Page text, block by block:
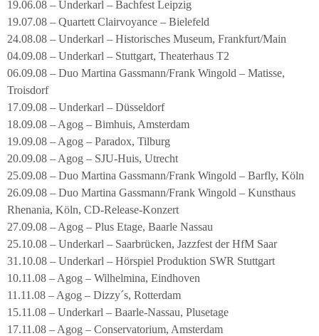
19.06.08 – Underkarl – Bachfest Leipzig
19.07.08 – Quartett Clairvoyance – Bielefeld
24.08.08 – Underkarl – Historisches Museum, Frankfurt/Main
04.09.08 – Underkarl – Stuttgart, Theaterhaus T2
06.09.08 – Duo Martina Gassmann/Frank Wingold – Matisse,
Troisdorf
17.09.08 – Underkarl – Düsseldorf
18.09.08 – Agog – Bimhuis, Amsterdam
19.09.08 – Agog – Paradox, Tilburg
20.09.08 – Agog – SJU-Huis, Utrecht
25.09.08 – Duo Martina Gassmann/Frank Wingold – Barfly, Köln
26.09.08 – Duo Martina Gassmann/Frank Wingold – Kunsthaus
Rhenania, Köln, CD-Release-Konzert
27.09.08 – Agog – Plus Etage, Baarle Nassau
25.10.08 – Underkarl – Saarbrücken, Jazzfest der HfM Saar
31.10.08 – Underkarl – Hörspiel Produktion SWR Stuttgart
10.11.08 – Agog – Wilhelmina, Eindhoven
11.11.08 – Agog – Dizzy´s, Rotterdam
15.11.08 – Underkarl – Baarle-Nassau, Plusetage
17.11.08 – Agog – Conservatorium, Amsterdam